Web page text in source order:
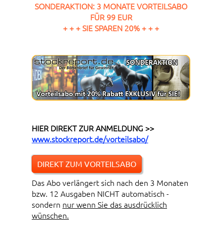
SONDERAKTION: 3 MONATE VORTEILSABO
FÜR 99 EUR
+ + + SIE SPAREN 20% + + +
HIER DIREKT ZUR ANMELDUNG >>
www.stockreport.de/vorteilsabo/
DIREKT ZUM VORTEILSABO
Das Abo verlängert sich nach den 3 Monaten
bzw. 12 Ausgaben NICHT automatisch -
sondern nur wenn Sie das ausdrücklich
wünschen.